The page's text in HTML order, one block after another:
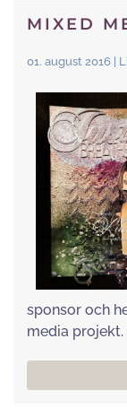
MIXED
01. august 2016 |
sponsor och
media projekt.